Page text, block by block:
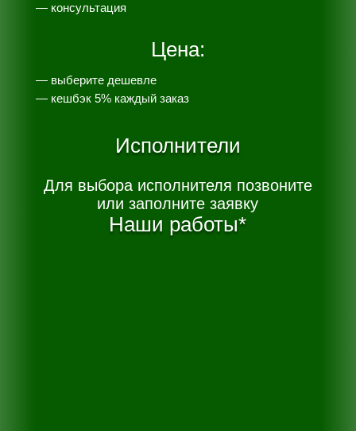
— консультация
Цена:
— выберите дешевле
— кешбэк 5% каждый заказ
Исполнители
Для выбора исполнителя позвоните
или заполните заявку
Наши работы*